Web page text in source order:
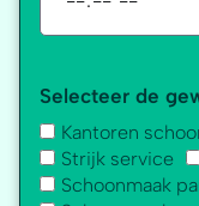
Selecteer de
Kantoren
Strijk service
Schoonmaak